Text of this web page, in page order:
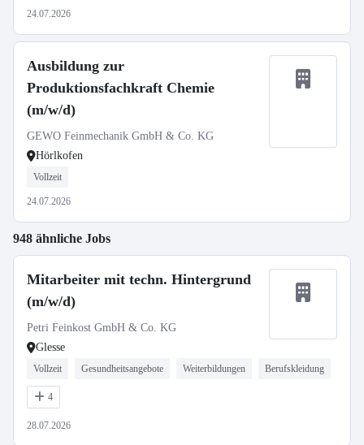
24.07.2026
Ausbildung zur
Produktionsfachkraft Chemie
(m/w/d)
GEWO Feinmechanik GmbH & Co. KG
Hörlkofen
Vollzeit
24.07.2026
948 ähnliche Jobs
Mitarbeiter mit techn. Hintergrund
(m/w/d)
Petri Feinkost GmbH & Co. KG
Glesse
Vollzeit Gesundheitsangebote Weiterbildungen Berufskleidung
4
28.07.2026